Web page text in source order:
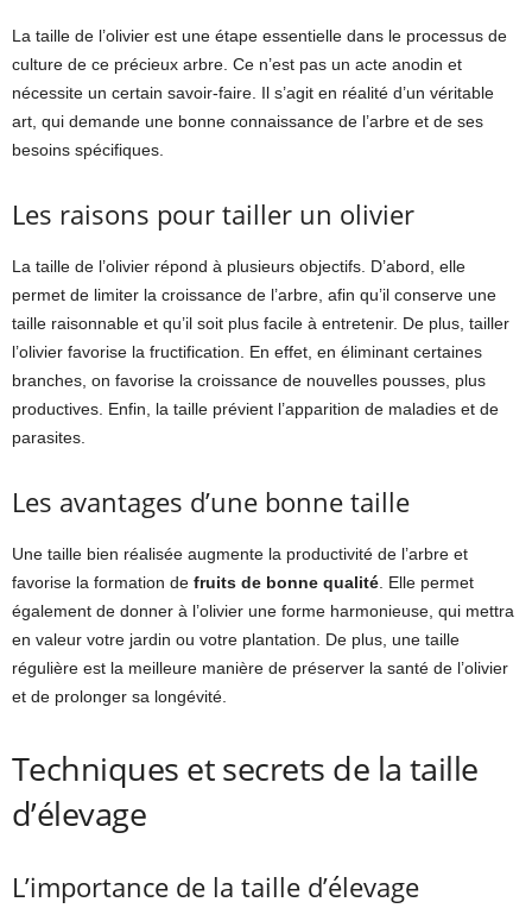
La taille de l’olivier est une étape essentielle dans le processus de
culture de ce précieux arbre. Ce n’est pas un acte anodin et
nécessite un certain savoir-faire. Il s’agit en réalité d’un véritable
art, qui demande une bonne connaissance de l’arbre et de ses
besoins spécifiques.
Les raisons pour tailler un olivier
La taille de l’olivier répond à plusieurs objectifs. D’abord, elle
permet de limiter la croissance de l’arbre, afin qu’il conserve une
taille raisonnable et qu’il soit plus facile à entretenir. De plus, tailler
l’olivier favorise la fructification. En effet, en éliminant certaines
branches, on favorise la croissance de nouvelles pousses, plus
productives. Enfin, la taille prévient l’apparition de maladies et de
parasites.
Les avantages d’une bonne taille
Une taille bien réalisée augmente la productivité de l’arbre et
favorise la formation de fruits de bonne qualité . Elle permet
également de donner à l’olivier une forme harmonieuse, qui mettra
en valeur votre jardin ou votre plantation. De plus, une taille
régulière est la meilleure manière de préserver la santé de l’olivier
et de prolonger sa longévité.
Techniques et secrets de la taille
d’élevage
L’importance de la taille d’élevage